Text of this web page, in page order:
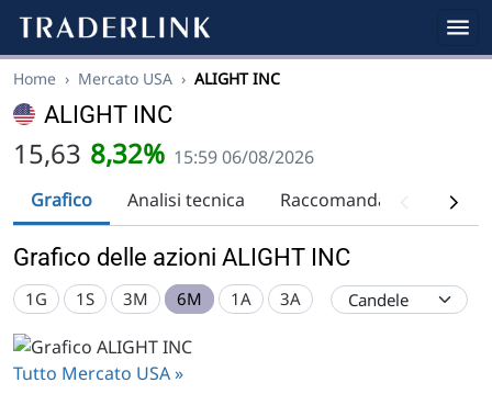
Home › Mercato USA › ALIGHT INC
ALIGHT INC
15,63 8,32% 15:59 06/08/2026
Grafico
Analisi tecnica Raccomandazioni
Grafico delle azioni ALIGHT INC
1G 1S 3M 6M 1A 3A
Tutto Mercato USA »